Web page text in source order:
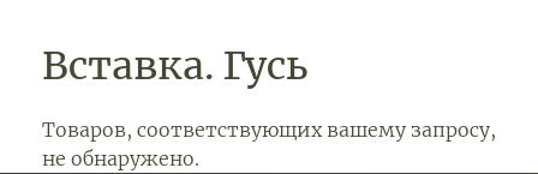
Вставка. Гусь
Товаров, соответствующих вашему запросу,
не обнаружено.